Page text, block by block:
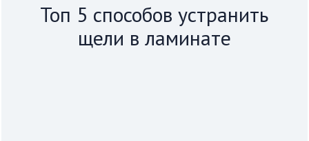
Топ 5 способов устранить
щели в ламинате